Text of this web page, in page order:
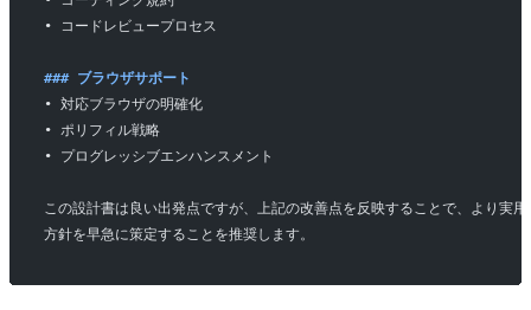
• コードレビュープロセス
### ブラウザサポート
• 対応ブラウザの明確化
• ポリフィル戦略
• プログレッシブエンハンスメント
この設計書は良い出発点ですが、上記の改善点を反映することで、より実
方針を早急に策定することを推奨します。